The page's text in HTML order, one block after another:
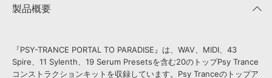
製品概要
『PSY-TRANCE PORTAL TO PARADISE』は、WAV、MIDI、43
Spire、11 Sylenth、19 Serum Presetsを含む20のトップPsy Trance
コンストラクションキットを収録しています。Psy Tranceのトップア